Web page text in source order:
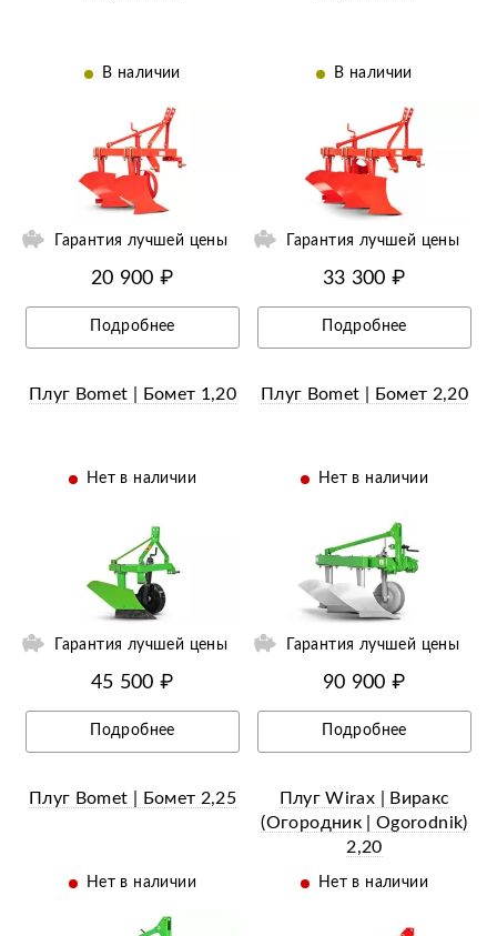
В наличии
Гарантия лучшей цены
20 900 ₽
Подробнее
В наличии
Ещё 6 фотографий
Гарантия лучшей цены
33 300 ₽
Подробнее
Плуг Bomet | Бомет 1,20
Нет в наличии
Гарантия лучшей цены
45 500 ₽
Подробнее
Плуг Bomet | Бомет 2,20
Нет в наличии
Ещё 3 фотографии
Гарантия лучшей цены
90 900 ₽
Подробнее
Плуг Bomet | Бомет 2,25
Нет в наличии
Плуг Wirax | Виракс
(Огородник | Оgorodnik)
2,20
Нет в наличии